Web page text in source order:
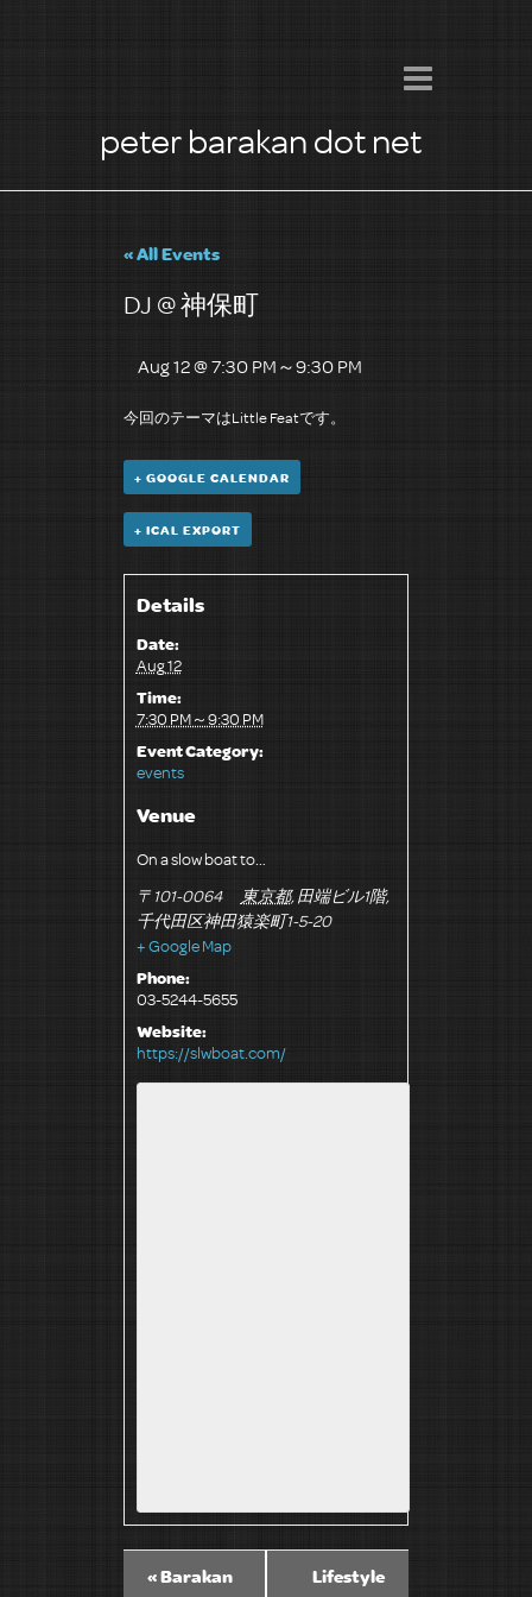
peter barakan dot net
« All Events
DJ @ 神保町
Aug 12 @ 7:30 PM～9:30 PM
今回のテーマはLittle Featです。
+ GOOGLE CALENDAR
+ ICAL EXPORT
Details
Date:
Aug 12
Time:
7:30 PM～9:30 PM
Event Category:
events
Venue
On a slow boat to…
〒101-0064
東京都,田端ビル1階,
千代田区神田猿楽町1-5-20
+ Google Map
Phone:
03-5244-5655
Website:
https://slwboat.com/
«Barakan
Lifestyle